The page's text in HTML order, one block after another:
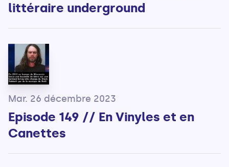
littéraire underground
Mar. 26 décembre 2023
Episode 149 // En Vinyles et en
Canettes